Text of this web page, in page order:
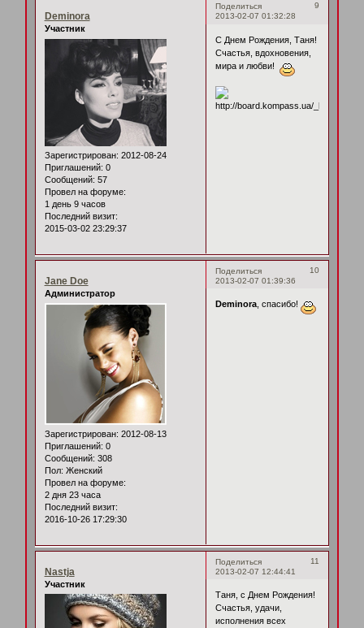
Поделиться
9
2013-02-07 01:32:28
Deminora
Участник
Зарегистрирован: 2012-08-24
Приглашений: 0
Сообщений: 57
Провел на форуме:
1 день 9 часов
Последний визит:
2015-03-02 23:29:37
С Днем Рождения, Таня!
Счастья, вдохновения,
мира и любви!
Поделиться
10
2013-02-07 01:39:36
Jane Doe
Администратор
Зарегистрирован: 2012-08-13
Приглашений: 0
Сообщений: 308
Пол: Женский
Провел на форуме:
2 дня 23 часа
Последний визит:
2016-10-26 17:29:30
Deminora, спасибо!
Поделиться
11
2013-02-07 12:44:41
Nastja
Участник
Таня, с Днем Рождения!
Счастья, удачи,
исполнения всех